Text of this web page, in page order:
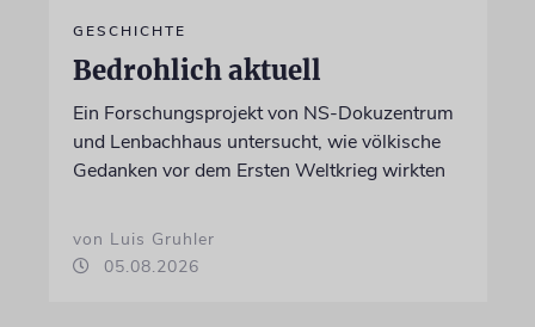
GESCHICHTE
Bedrohlich aktuell
Ein Forschungsprojekt von NS-Dokuzentrum
und Lenbachhaus untersucht, wie völkische
Gedanken vor dem Ersten Weltkrieg wirkten
von Luis Gruhler
05.08.2026